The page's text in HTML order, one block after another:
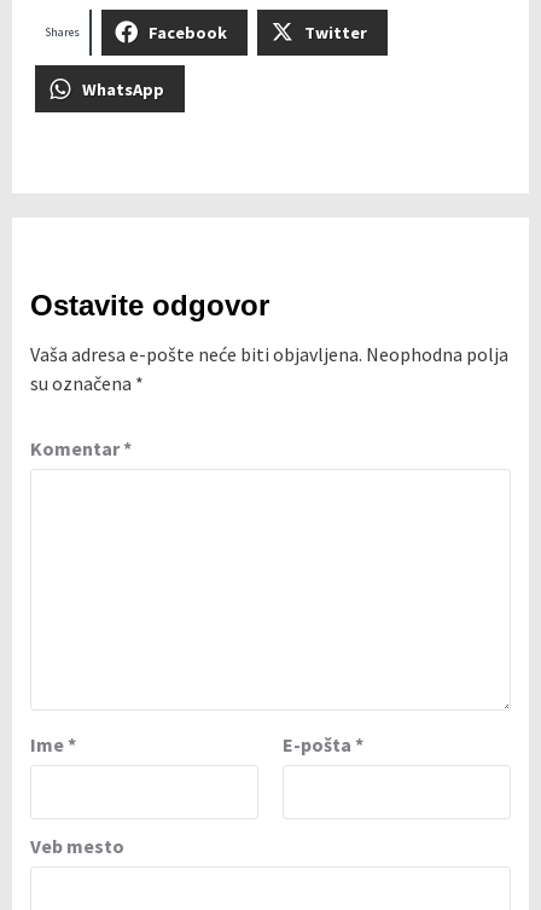
Facebook Twitter
WhatsApp
Shares
Ostavite odgovor
Vaša adresa e-pošte neće biti objavljena. Neophodna polja
su označena *
Komentar*
Ime* E-pošta *
Veb mesto